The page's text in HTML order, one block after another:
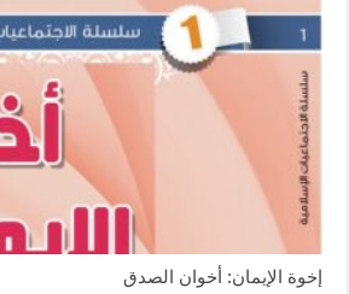
إخوة الإيمان: أخوان الصدق